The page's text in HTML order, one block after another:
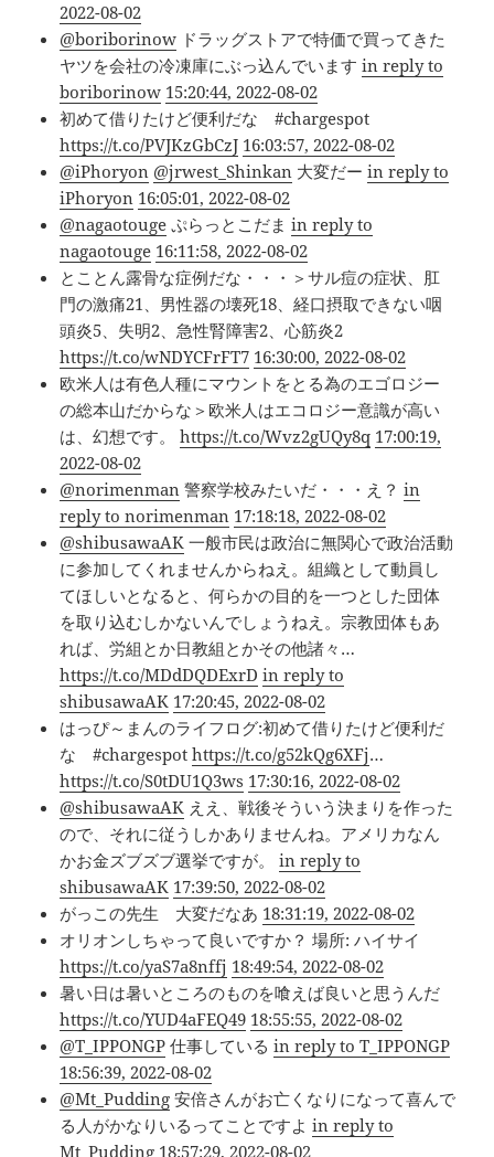
2022-08-02
@boriborinow ドラッグストアで特価で買ってきた
ヤツを会社の冷凍庫にぶっ込んでいますin reply to
boriborinow 15:20:44, 2022-08-02
初めて借りたけど便利だな #chargespot
https://t.co/PVJKzGbCzJ 16:03:57, 2022-08-02
@iPhoryon @jrwest_Shinkan 大変だーin reply to
iPhoryon 16:05:01, 2022-08-02
@nagaotouge ぷらっとこだまin reply to
nagaotouge 16:11:58, 2022-08-02
とことん露骨な症例だな・・・＞サル痘の症状、肛
門の激痛21、男性器の壊死18、経口摂取できない咽
頭炎5、失明2、急性腎障害2、心筋炎2
https://t.co/wNDYCFrFT7 16:30:00, 2022-08-02
欧米人は有色人種にマウントをとる為のエゴロジー
の総本山だからな＞欧米人はエコロジー意識が高い
は、幻想です。https://t.co/Wvz2gUQy8q 17:00:19,
2022-08-02
@norimenman 警察学校みたいだ・・・え？in
reply to norimenman 17:18:18, 2022-08-02
@shibusawaAK 一般市民は政治に無関心で政治活動
に参加してくれませんからねえ。組織として動員し
てほしいとなると、何らかの目的を一つとした団体
を取り込むしかないんでしょうねえ。宗教団体もあ
れば、労組とか日教組とかその他諸々…
https://t.co/MDdDQDExrD in reply to
shibusawaAK 17:20:45, 2022-08-02
はっぴ～まんのライフログ:初めて借りたけど便利だ
な #chargespothttps://t.co/g52kQg6XFj…
https://t.co/S0tDU1Q3ws 17:30:16, 2022-08-02
@shibusawaAK ええ、戦後そういう決まりを作った
ので、それに従うしかありませんね。アメリカなん
かお金ズブズブ選挙ですが。in reply to
shibusawaAK 17:39:50, 2022-08-02
がっこの先生 大変だなあ 18:31:19, 2022-08-02
オリオンしちゃって良いですか？ 場所: ハイサイ
https://t.co/yaS7a8nffj 18:49:54, 2022-08-02
暑い日は暑いところのものを喰えば良いと思うんだ
https://t.co/YUD4aFEQ49 18:55:55, 2022-08-02
@T_IPPONGP 仕事しているin reply to T_IPPONGP
18:56:39, 2022-08-02
@Mt_Pudding 安倍さんがお亡くなりになって喜んで
る人がかなりいるってことですよin reply to
Mt_Pudding 18:57:29, 2022-08-02